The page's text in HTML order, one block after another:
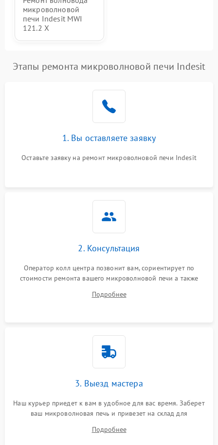
микроволновой
печи Indesit MWI
121.2 X
Этапы ремонта микроволновой печи Indesit
1. Вы оставляете заявку
Оставьте заявку на ремонт микроволновой печи Indesit
2. Консультация
Оператор колл центра позвонит вам, сориентирует по
стоимости ремонта вашего микроволновой печи а также
Подробнее
3. Выезд мастера
Наш курьер приедет к вам в удобное для вас время. Заберет
ваш микроволновая печь и привезет на склад для
Подробнее